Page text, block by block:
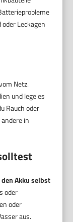
Leckagen
Netz.
und lege es
Rauch oder
in
Akku selbst
oder
oder
aus.